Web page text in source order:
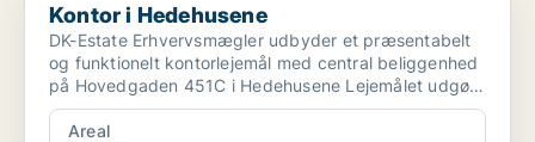
Kontor i Hedehusene
DK-Estate Erhvervsmægler udbyder et præsentabelt
og funktionelt kontorlejemål med central beliggenhed
på Hovedgaden 451C i Hedehusene Lejemålet udgør i
a...
Areal